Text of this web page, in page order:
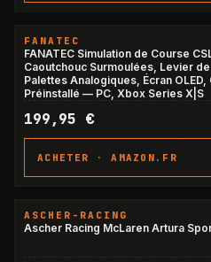
FANATEC
FANATEC Simulation de Course
Caoutchouc Surmoulées, Levier
Palettes Analogiques, Écran
Préinstallé — PC, Xbox Series X|S
199,95 €
ACHETER ·AMAZON.FR
ASCHER-RACING
Ascher Racing McLaren Artura